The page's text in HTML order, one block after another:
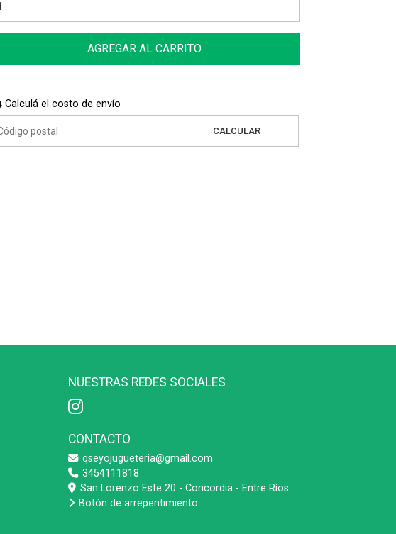
AGREGAR AL CARRITO
Calculá el costo de envío
CALCULAR
NUESTRAS REDES SOCIALES
CONTACTO
qseyojugueteria@gmail.com
3454111818
San Lorenzo Este 20 - Concordia - Entre Ríos
Botón de arrepentimiento